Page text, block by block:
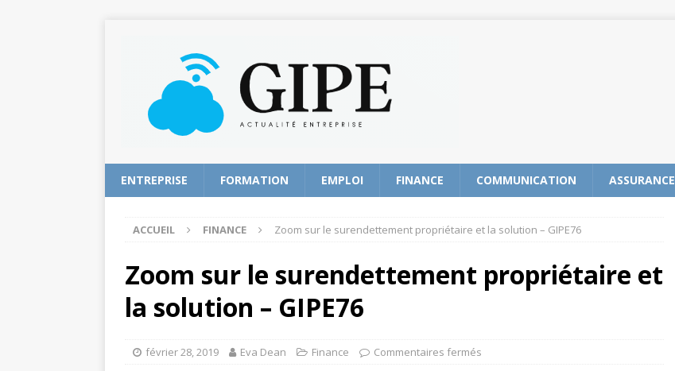
ENTREPRISE FORMATION EMPLOI FINANCE COMMUNICATION ASSURANCE
ACCUEIL FINANCE Zoom sur le surendettement propriétaire et la solution – GIPE76
Zoom sur le surendettement propriétaire et
la solution – GIPE76
février 28, 2019 Eva Dean Finance Commentaires fermés